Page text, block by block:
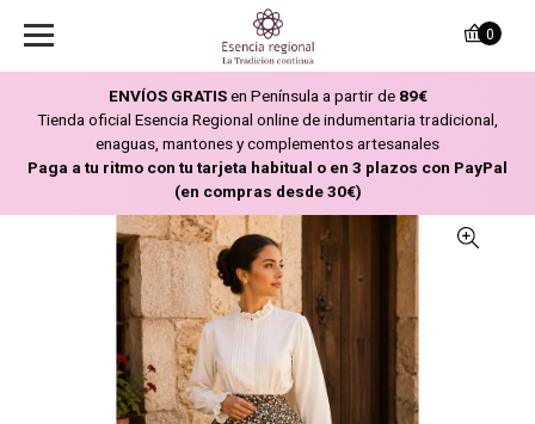
ENVÍOS GRATISen Península a partir de 89€
Tienda oficial Esencia Regional online de indumentaria tradicional,
enaguas, mantones y complementos artesanales
Paga a tu ritmo con tu tarjeta habitual o en 3 plazos con PayPal
(en compras desde 30€)
0